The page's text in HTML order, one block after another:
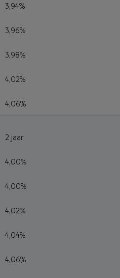
3,94%
3,96%
3,98%
4,02%
4,06%
2 jaar
4,00%
4,00%
4,02%
4,04%
4,06%